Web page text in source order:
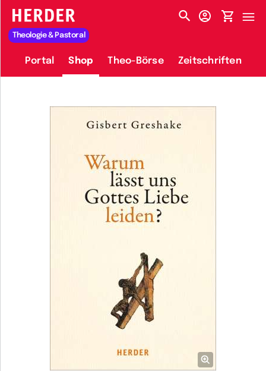
HERDER-MENÜ
Theologie & Pastoral
Portal Shop Theo-Börse Zeitschriften